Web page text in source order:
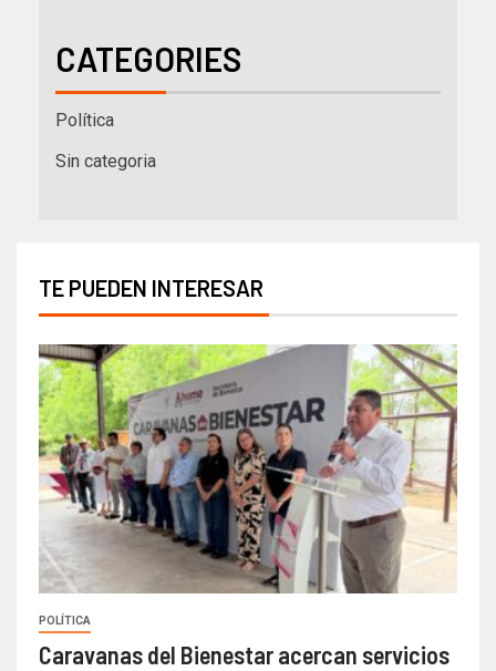
CATEGORIES
Política
Sin categoria
TE PUEDEN INTERESAR
POLÍTICA
Caravanas del Bienestar acercan servicios